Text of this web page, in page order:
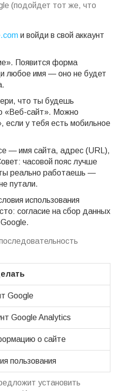
(подойдет тот же, что
и войди в свой аккаунт
Появится форма
любое имя — оно не будет
что ты будешь
«Веб-сайт». Можно
если у тебя есть мобильное
— имя сайта, адрес (URL),
часовой пояс лучше
реально работаешь —
путали.
использования
согласие на сбор данных
Google
Google Analytics
о сайте
пользования
установить